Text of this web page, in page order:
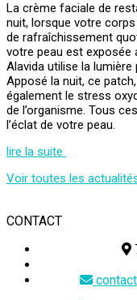
La crème faciale de
nuit, lorsque votre
de rafraîchissement
votre peau est exposée
Alavida utilise la
Apposé la nuit, ce
également le stress
de l’organisme. Tous
l’éclat de votre peau.
lire la suite
Voir toutes les
CONTACT